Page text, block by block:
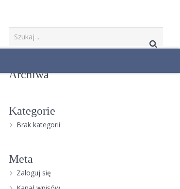
Archiwa
Kategorie
Brak kategorii
Meta
Zaloguj się